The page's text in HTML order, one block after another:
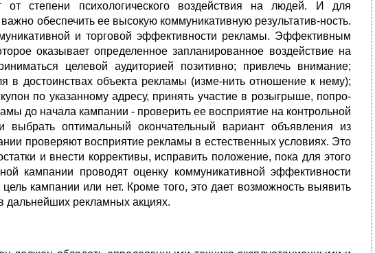
от степени психологического воздействия на людей. И для
обеспечить ее высокую коммуникативную результатив-ность.
и торговой эффективности рекламы. Эффективным
оказывает определенное запланированное воздействие на
целевой аудиторией позитивно; привлечь внимание;
в достоинствах объекта рекламы (изме-нить отношение к нему);
по указанному адресу, принять участие в розыгрыше, попро-
до начала кампании - проверить ее восприятие на контрольной
оптимальный окончательный вариант объявления из
проверяют восприятие рекламы в естественных условиях. Это
и внести коррективы, исправить положение, пока для этого
кампании проводят оценку коммуникативной эффективности
кампании или нет. Кроме того, это дает возможность выявить
дальнейших рекламных акциях.